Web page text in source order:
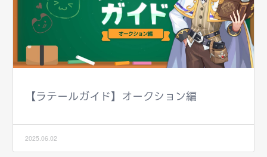
【ラテールガイド】オークション編
2025.06.02